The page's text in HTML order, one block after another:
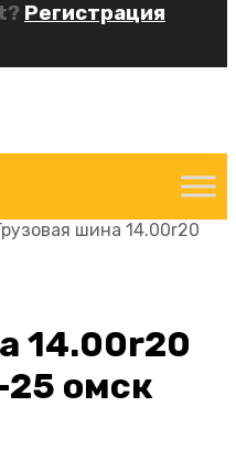
Регистрация
шина 14.00r20
14.00r20
омск